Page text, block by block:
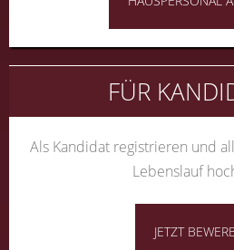
FÜR
Als Kandidat registrieren und
Lebenslauf
JETZT